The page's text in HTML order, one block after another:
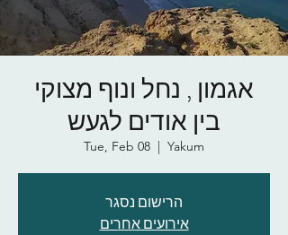
אגמון , נחל ונוף מצוקי
בין אודים לגעש
Tue, Feb 08
  |
Yakum
הרישום נסגר
אירועים אחרים